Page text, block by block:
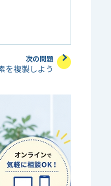
次の問題
を複製しよう